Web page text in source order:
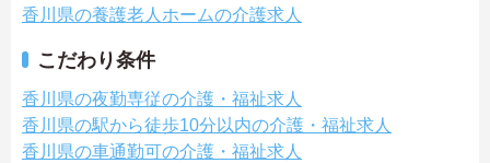
香川県の養護老人ホームの介護求人
こだわり条件
香川県の夜勤専従の介護・福祉求人
香川県の駅から徒歩10分以内の介護・福祉求人
香川県の車通勤可の介護・福祉求人